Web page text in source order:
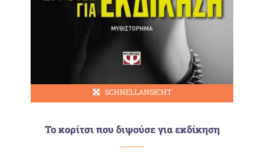
SCHNELLANSICHT
Το κορίτσι που διψούσε για εκδίκηση